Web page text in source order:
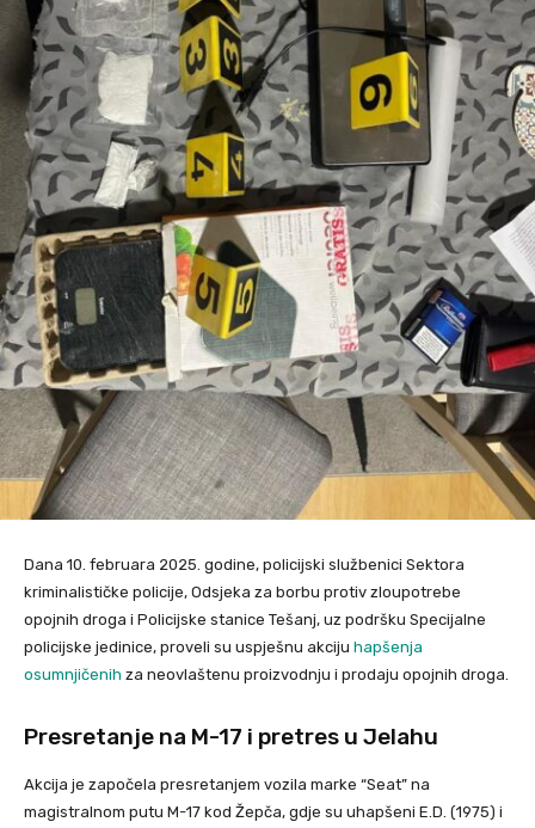
Dana 10. februara 2025. godine, policijski službenici Sektora
kriminalističke policije, Odsjeka za borbu protiv zloupotrebe
opojnih droga i Policijske stanice Tešanj, uz podršku Specijalne
policijske jedinice, proveli su uspješnu akciju hapšenja
osumnjičenih za neovlaštenu proizvodnju i prodaju opojnih droga.
Presretanje na M-17 i pretres u Jelahu
Akcija je započela presretanjem vozila marke “Seat” na
magistralnom putu M-17 kod Žepča, gdje su uhapšeni E.D. (1975) i